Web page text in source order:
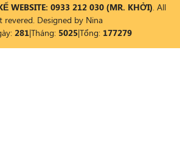
WEBSITE: 0933 212 030 (MR. KHỞI) . All
revered. Designed by Nina
281|Tháng: 5025|Tổng: 177279